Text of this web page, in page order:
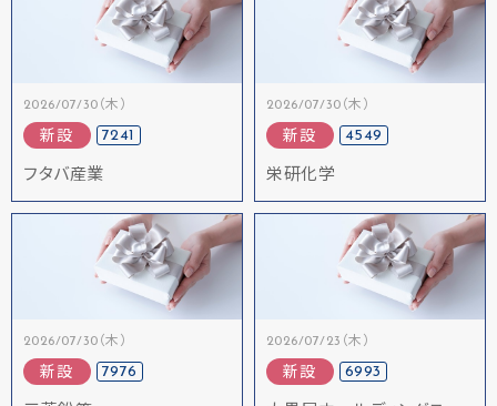
2026/07/30（木）
新設 7241
フタバ産業
2026/07/30（木）
新設 4549
栄研化学
2026/07/30（木）
新設 7976
2026/07/23（木）
新設 6993